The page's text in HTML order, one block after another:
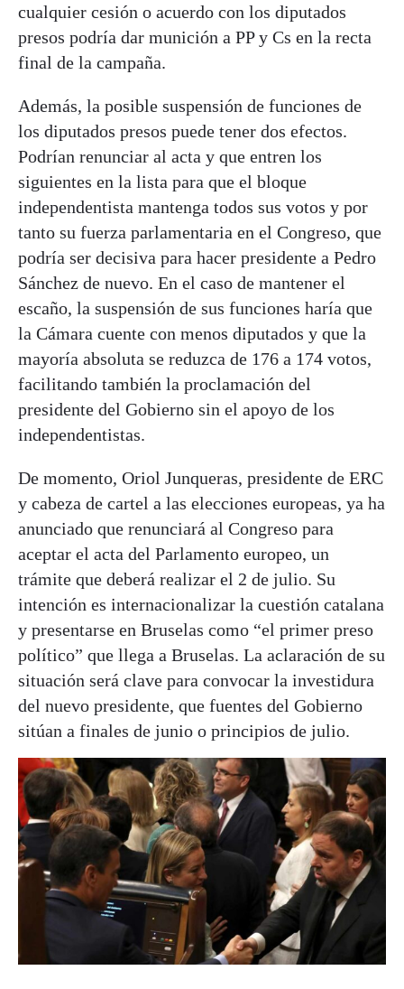
cualquier cesión o acuerdo con los diputados
presos podría dar munición a PP y Cs en la recta
final de la campaña.
Además, la posible suspensión de funciones de
los diputados presos puede tener dos efectos.
Podrían renunciar al acta y que entren los
siguientes en la lista para que el bloque
independentista mantenga todos sus votos y por
tanto su fuerza parlamentaria en el Congreso, que
podría ser decisiva para hacer presidente a Pedro
Sánchez de nuevo. En el caso de mantener el
escaño, la suspensión de sus funciones haría que
la Cámara cuente con menos diputados y que la
mayoría absoluta se reduzca de 176 a 174 votos,
facilitando también la proclamación del
presidente del Gobierno sin el apoyo de los
independentistas.
De momento, Oriol Junqueras, presidente de ERC
y cabeza de cartel a las elecciones europeas, ya ha
anunciado que renunciará al Congreso para
aceptar el acta del Parlamento europeo, un
trámite que deberá realizar el 2 de julio. Su
intención es internacionalizar la cuestión catalana
y presentarse en Bruselas como “el primer preso
político” que llega a Bruselas. La aclaración de su
situación será clave para convocar la investidura
del nuevo presidente, que fuentes del Gobierno
sitúan a finales de junio o principios de julio.